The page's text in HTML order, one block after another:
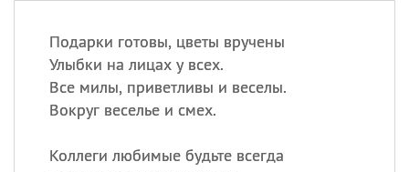
Подарки готовы, цветы вручены
Улыбки на лицах у всех.
Все милы, приветливы и веселы.
Вокруг веселье и смех.
Коллеги любимые будьте всегда